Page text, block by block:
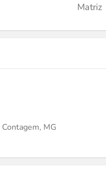
Matriz
MG